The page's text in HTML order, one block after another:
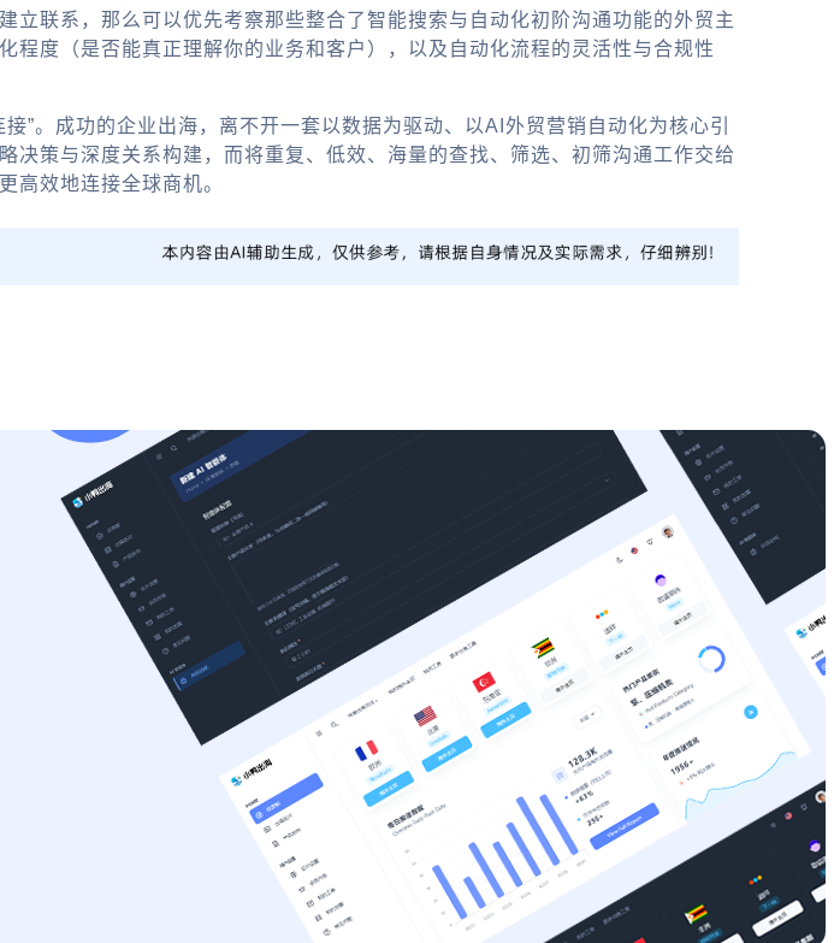
联系，那么可以优先考察那些整合了智能搜索与自动化初阶沟通功能的外贸主
度（是否能真正理解你的业务和客户），以及自动化流程的灵活性与合规性
”。成功的企业出海 ，离不开一套以数据为驱动、以AI外贸营销自动化为核心引
策与深度关系构建，而将重复、低效、海量的查找、筛选、初筛沟通工作交给
高效地连接全球商机。